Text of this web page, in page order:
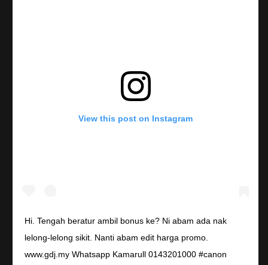
View this post on Instagram
Hi. Tengah beratur ambil bonus ke? Ni abam ada nak
lelong-lelong sikit. Nanti abam edit harga promo.
www.gdj.my Whatsapp Kamarull 0143201000 #canon